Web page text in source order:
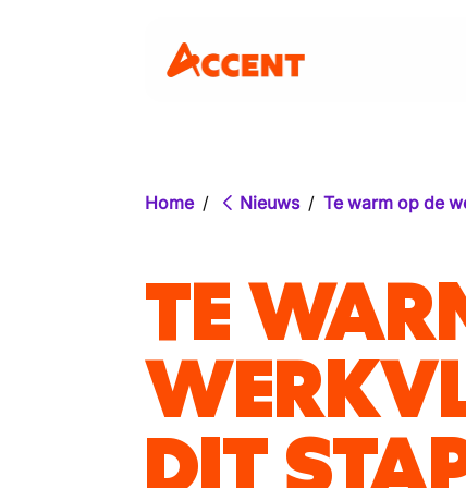
Home / Nieuws / Te warm op de
TE
DIT